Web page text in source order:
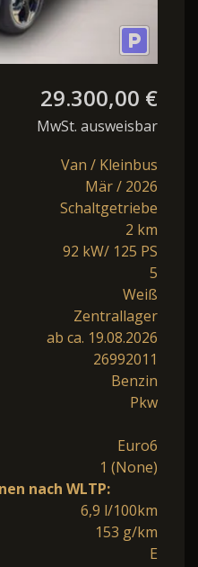
29.300,00 €
MwSt. ausweisbar
Van / Kleinbus
Mär / 2026
Schaltgetriebe
2 km
92 kW/ 125 PS
5
Weiß
Zentrallager
ab ca. 19.08.2026
26992011
Benzin
Pkw
Euro6
1 (None)
nach WLTP:
6,9 l/100km
153 g/km
E